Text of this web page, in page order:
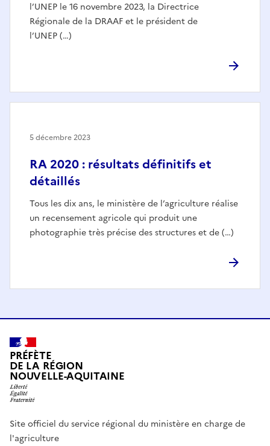
l’UNEP le 16 novembre 2023, la Directrice
Régionale de la DRAAF et le président de
l’UNEP (…)
RA 2020 : résultats définitifs et
détaillés
Tous les dix ans, le ministère de l’agriculture réalise
un recensement agricole qui produit une
photographie très précise des structures et de (…)
5 décembre 2023
PRÉFÈTE
DE LA RÉGION
NOUVELLE-AQUITAINE
Site officiel du service régional du ministère en charge de
l'agriculture